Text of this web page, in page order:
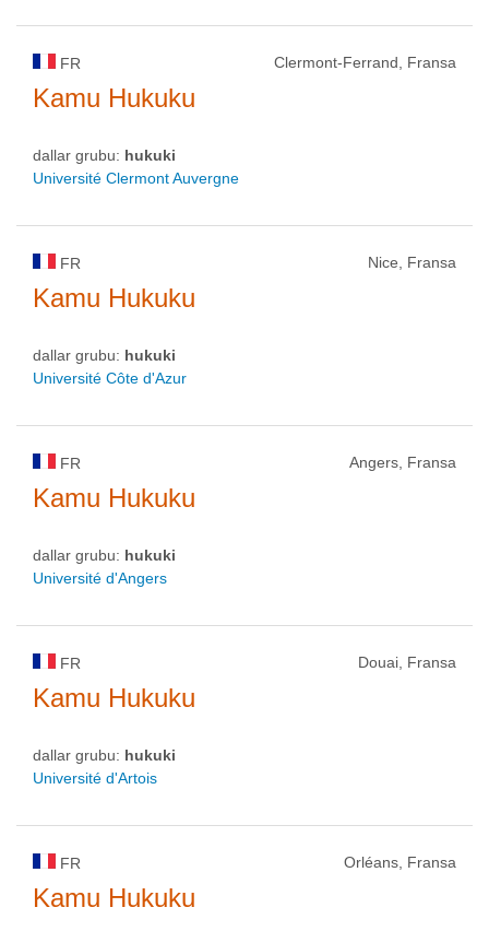
FR Clermont-Ferrand, Fransa
Kamu Hukuku
dallar grubu: hukuki
Université Clermont Auvergne
FR Nice, Fransa
Kamu Hukuku
dallar grubu: hukuki
Université Côte d'Azur
FR Angers, Fransa
Kamu Hukuku
dallar grubu: hukuki
Université d'Angers
FR Douai, Fransa
Kamu Hukuku
dallar grubu: hukuki
Université d'Artois
FR Orléans, Fransa
Kamu Hukuku